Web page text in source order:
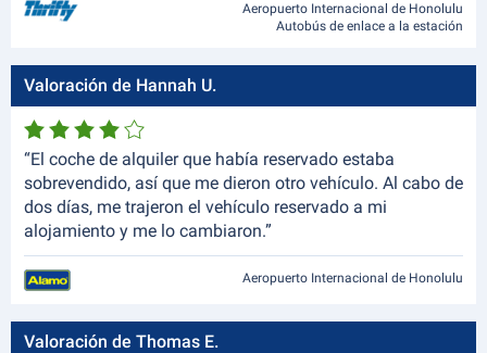
Aeropuerto Internacional de Honolulu
Autobús de enlace a la estación
Valoración de Hannah U.
“El coche de alquiler que había reservado estaba
sobrevendido, así que me dieron otro vehículo. Al cabo de
dos días, me trajeron el vehículo reservado a mi
alojamiento y me lo cambiaron.”
Aeropuerto Internacional de Honolulu
Valoración de Thomas E.